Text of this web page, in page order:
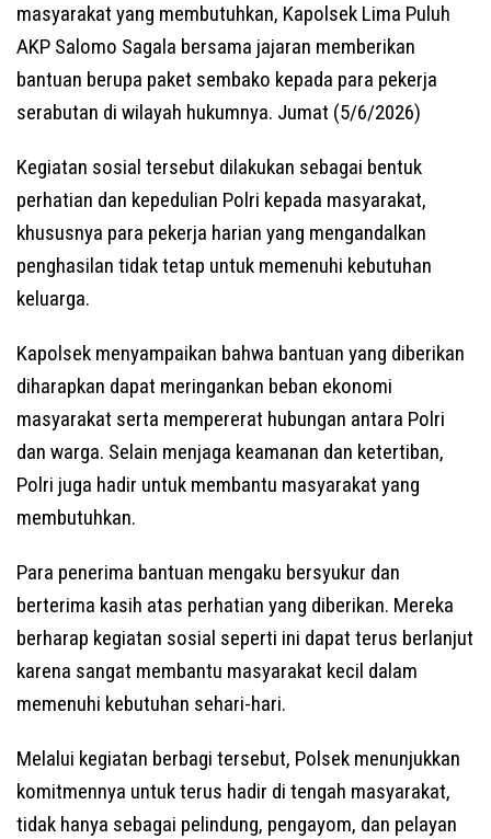
masyarakat yang membutuhkan, Kapolsek Lima Puluh
AKP Salomo Sagala bersama jajaran memberikan
bantuan berupa paket sembako kepada para pekerja
serabutan di wilayah hukumnya. Jumat (5/6/2026)
Kegiatan sosial tersebut dilakukan sebagai bentuk
perhatian dan kepedulian Polri kepada masyarakat,
khususnya para pekerja harian yang mengandalkan
penghasilan tidak tetap untuk memenuhi kebutuhan
keluarga.
Kapolsek menyampaikan bahwa bantuan yang diberikan
diharapkan dapat meringankan beban ekonomi
masyarakat serta mempererat hubungan antara Polri
dan warga. Selain menjaga keamanan dan ketertiban,
Polri juga hadir untuk membantu masyarakat yang
membutuhkan.
Para penerima bantuan mengaku bersyukur dan
berterima kasih atas perhatian yang diberikan. Mereka
berharap kegiatan sosial seperti ini dapat terus berlanjut
karena sangat membantu masyarakat kecil dalam
memenuhi kebutuhan sehari-hari.
Melalui kegiatan berbagi tersebut, Polsek menunjukkan
komitmennya untuk terus hadir di tengah masyarakat,
tidak hanya sebagai pelindung, pengayom, dan pelayan